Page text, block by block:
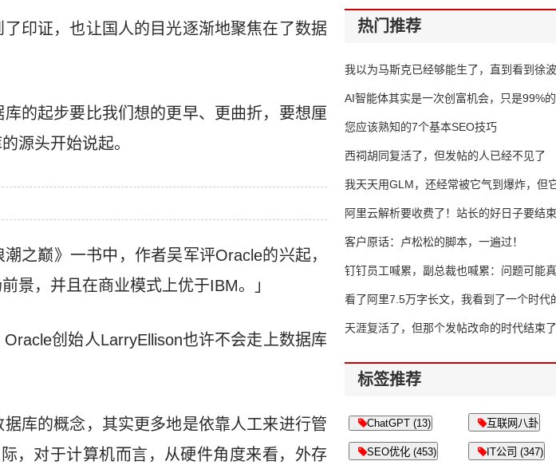
印证，也让国人的目光逐渐地聚焦在了数据
的起步要比我们想的更早、更曲折，要想厘
源头开始说起。
之巅》一书中，作者吴军评Oracle的兴起，
景，并且在商业模式上优于IBM。」
创始人LarryEllison也许不会走上数据库
库的概念，其实更多地是依靠人工来进行管
，对于计算机而言，从硬件角度来看，外存
热门推荐
我以为马斯克已经够能生了，直到看到
AI智能体其实是一次创富机会，只是99%
错过了
您应该熟知的7个基本SEO技巧
西祠胡同复活了，但发帖的人已经不见了
我天天用GLM，还经常被它气到爆炸，但
16万亿
阿里云解析要收费了！站长的好日子要结
客户原话：卢松松的脚本，一遍过！
钉钉员工喊累，副总裁也喊累：问题可能
了
看了阿里7.5万字长文，我看到了一个时代
天涯复活了，但那个发帖改命的时代结束了
标签推荐
ChatGPT (13) 互联网八卦
SEO优化 (453) IT公司 (347)